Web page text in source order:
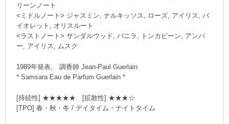
リーンノート
<ミドルノート> ジャスミン, ナルキッソス, ローズ, アイリス, バ
イオレット, オリスルート
<ラストノート> サンダルウッド, バニラ, トンカビーン, アンバ
ー, アイリス, ムスク
1989年発表, 調香師 Jean-Paul Guerlain
* Samsara Eau de Parfum Guerlain *
[持続性] ★★★★★ [拡散性] ★★★☆
[TPO] 春・秋・冬 / デイタイム・ナイトタイム